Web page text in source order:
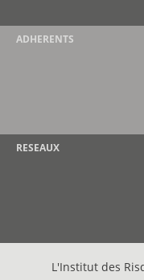
ADHERENTS
RESEAUX
L'Institut des